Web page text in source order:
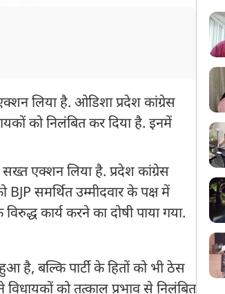
लिया है. ओडिशा प्रदेश कांग्रेस
को निलंबित कर दिया है. इनमें
एक्शन लिया है. प्रदेश कांग्रेस
समर्थित उम्मीदवार के पक्ष में
कार्य करने का दोषी पाया गया.
है, बल्कि पार्टी के हितों को भी ठेस
को तत्काल प्रभाव से निलंबित